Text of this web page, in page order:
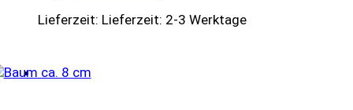
Lieferzeit: Lieferzeit: 2-3 Werktage